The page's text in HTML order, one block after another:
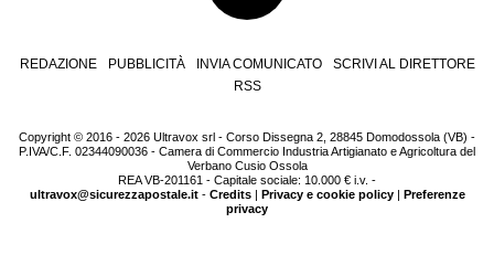
REDAZIONE PUBBLICITÀ INVIA COMUNICATO
SCRIVI AL DIRETTORE
RSS
Copyright © 2016 - 2026 Ultravox srl - Corso Dissegna 2, 28845 Domodossola (VB) -
P.IVA/C.F. 02344090036 - Camera di Commercio Industria Artigianato e Agricoltura del
Verbano Cusio Ossola
REA VB-201161 - Capitale sociale: 10.000 € i.v. -
ultravox@sicurezzapostale.it- Credits| Privacy e cookie policy| Preferenze
privacy